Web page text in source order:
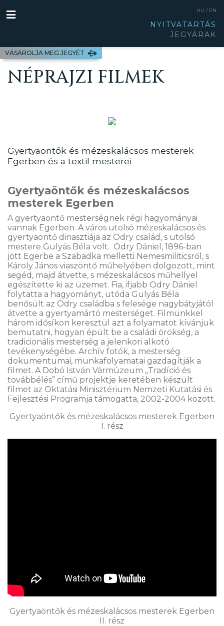
VÁSÁROLJA MEG JEGYÉT
HU / EN
NYITVATARTÁS
JEGYÁRAK
NÉPRAJZI FILMEK
Gyertyaöntők és mézeskalácsos mesterek
Egerben és a textil mesterei
Gyertyaöntők és mézeskalácsos
mesterek Egerben
A gyertyaöntő mesterségnek régi hagyományai
vannak Egerben. A város utolsó mézeskalácsos és
gyertyaöntő dinasztiája az Odry család, s utolsó
mestere Gulyás Béla volt. Odry Dániel, 1896-ban
jött Egerbe a Szabadka melletti Nemesmiliticsről, s
Károly János viaszöntő műhelyében dolgozott, mint
segéd, majd átvette, s mézeskalácsos műhellyel
egészítette ki az üzemet. Fia, ifjabb Odry Dániel
folytatta a hagyományt, utóda Gulyás Béla
benősült az Odry családba s felesége nagybátyjától
átvette a gyertyamártó mesterséget. Filmünkkel
három idősíkon keresztül azt a folyamatot kívánjuk
bemutatni, hogyan épült be a családi örökség, a
tradicionális mesterség a jelenkori alkotó
tevékenységébe. Archív fotók, a mesterség
dokumentumai, munkafolyamatai gazdagítják a
filmet. A Dobó István Vármúzeum „Tradíció és
továbbélés” című projektje keretében készült
filmet az Oktatási Minisztérium Nemzeti Kutatási és
Fejlesztési Programja támogatta, 2002-2004 között.
Gyertyaöntők és mézeskalácsos mesterek Egerben
I. rész
Gyertyaöntők és mézeskalácsos mesterek Egerben
II. rész